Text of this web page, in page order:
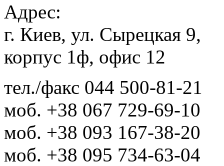
Адрес:
г. Киев, ул. Сырецкая 9,
корпус 1ф, офис 12
тел./факс 044 500-81-21
моб. +38 067 729-69-10
моб. +38 093 167-38-20
моб. +38 095 734-63-04